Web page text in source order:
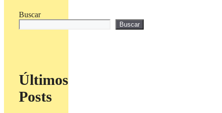
Buscar
Buscar
Últimos
Posts